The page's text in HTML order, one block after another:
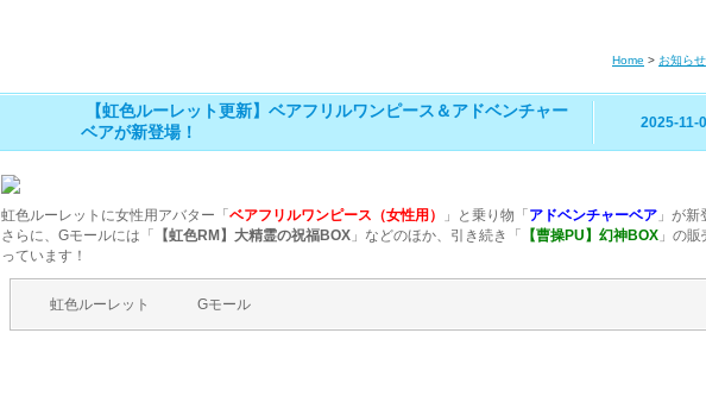
Home > お知らせ
【虹色ルーレット更新】ベアフリルワンピース＆アドベンチャー
ベアが新登場！
2025-11-
虹色ルーレットに女性用アバター「 ベアフリルワンピース（女性用） 」と乗り物「 アドベンチャーベア」が新
さらに、Gモールには「
【虹色RM】大精霊の祝福BOX」などのほか、引き続き「 【曹操PU】幻神BOX」の販
っています！
虹色ルーレット Gモール